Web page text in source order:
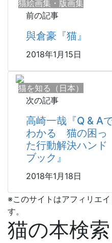
猫絵画集・版画集
前の記事
與倉豪『猫』
2018年1月15日
猫を知る（日本）
次の記事
高崎一哉『Q & A
わかる 猫の困っ
た行動解決ハンド
ブック』
2018年1月18日
※このサイトはアフィリエ
す。
猫の本検索